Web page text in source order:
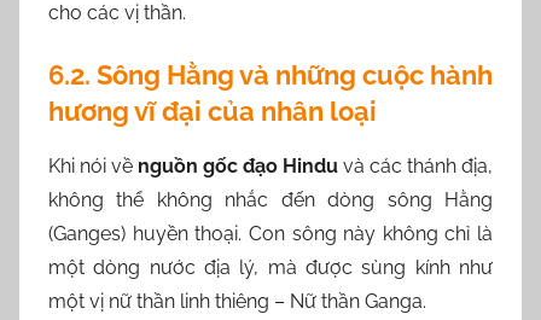
cho các vị thần.
6.2. Sông Hằng và những cuộc hành
hương vĩ đại của nhân loại
Khi nói về nguồn gốc đạo Hindu và các thánh địa,
không thể không nhắc đến dòng sông Hằng
(Ganges) huyền thoại. Con sông này không chỉ là
một dòng nước địa lý, mà được sùng kính như
một vị nữ thần linh thiêng – Nữ thần Ganga.